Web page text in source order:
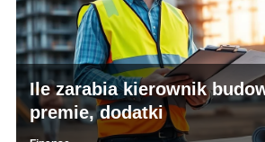
Ile zarabia kierownik
premie, dodatki